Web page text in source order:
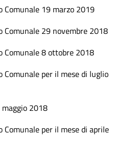
Comunale 19 marzo 2019
Comunale 29 novembre 2018
Comunale 8 ottobre 2018
Comunale per il mese di luglio
2018
Comunale per il mese di aprile